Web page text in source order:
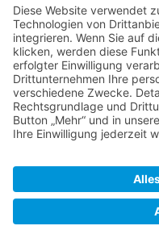
70173 Stuttgart
T: 0711 29 39 20
kontakt@kaestner-stuttgart.de
Unsere Öffnungszeiten
Montag bis Samstag:
10:00 Uhr – 19:00 Uhr
Pflichtangaben
Impressum
Datenschutzerklärung
Kontakt